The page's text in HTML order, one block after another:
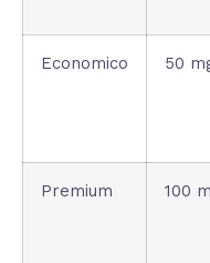
Economico 50
Premium 100